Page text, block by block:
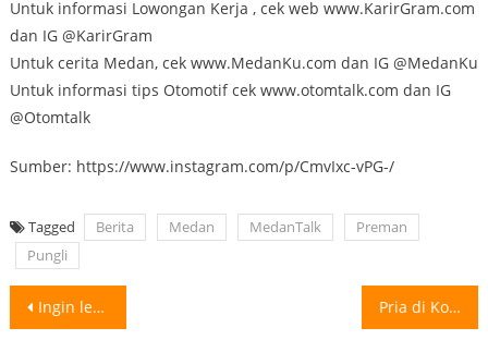
Untuk informasi Lowongan Kerja , cek web www.KarirGram.com
dan IG @KarirGram
Untuk cerita Medan, cek www.MedanKu.com dan IG @MedanKu
Untuk informasi tips Otomotif cek www.otomtalk.com dan IG
@Otomtalk
Sumber: https://www.instagram.com/p/CmvIxc-vPG-/
Tagged Berita Medan MedanTalk
Preman
Pungli
Post
Ingin lebih puas terhubung dengan orang tersayang serta bebas streaming film favorit? Pria di Korsel Meninggal Karena Terinfeksi Amoeba Pemakan Otak Seorang pria di